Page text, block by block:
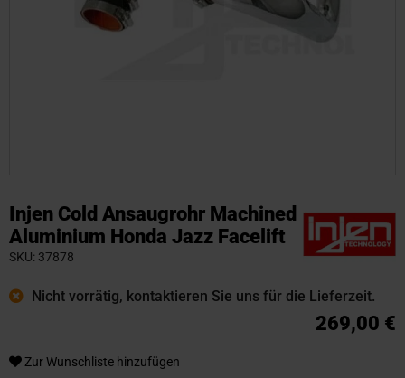
Injen Cold Ansaugrohr Machined
Aluminium Honda Jazz Facelift
SKU 37878
Nicht vorrätig, kontaktieren Sie uns für die Lieferzeit.
269,00 €
Zur Wunschliste hinzufügen
Anfang
der
Bildgalerie